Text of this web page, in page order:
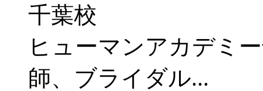
ヒューマンアカデミ
師、ブライダル...